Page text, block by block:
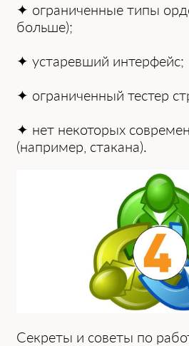
✦ ограниченные типы
больше);
✦ устаревший интерфейс;
✦ ограниченный тестер
✦ нет некоторых
(например, стакана).
Секреты и советы по